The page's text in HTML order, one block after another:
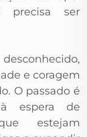
precisa ser
e coragem
O passado é
espera de
estejam